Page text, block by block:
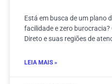
Está em busca de um plano
facilidade e zero burocracia?
Direto e suas regiões de
LEIA MAIS »